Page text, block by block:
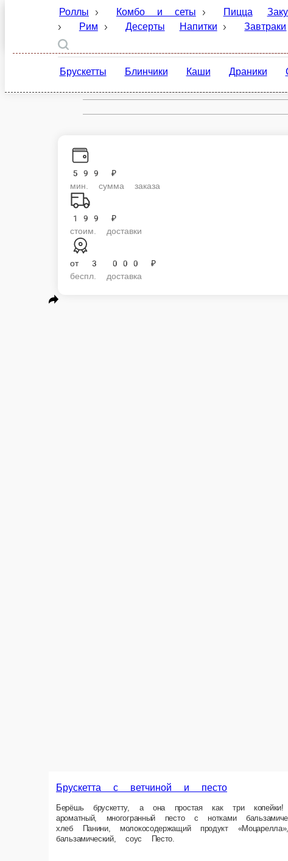
Роллы Комбо и сеты Пицца Закуски
Десерты
Напитки Завтраки Соусы и
Брускетты Блинчики Каши Драники
Брускетта с ветчиной и сыром
Сколько ни листай меню доставки, а душа-то просит! Вопит, на части
подрумянить и на стол. Вот — то самое. Состав Пшеничный хлеб Панини,
299 ₽
Цезарь. Просто Цезарь. Теперь он ещё и брускетта размера XL. Всё такой
помидоры, соус Цезарь.